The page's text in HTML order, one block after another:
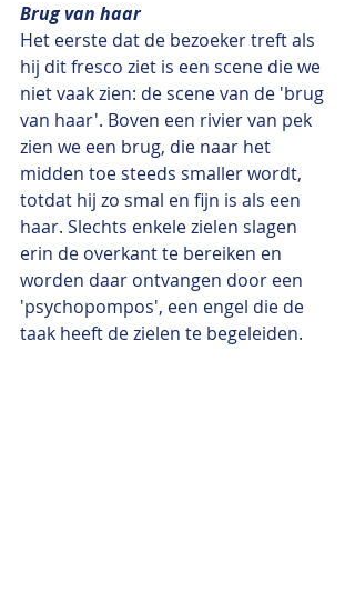
Brug van haar
Het eerste dat de bezoeker treft als
hij dit fresco ziet is een scene die we
niet vaak zien: de scene van de 'brug
van haar'. Boven een rivier van pek
zien we een brug, die naar het
midden toe steeds smaller wordt,
totdat hij zo smal en fijn is als een
haar. Slechts enkele zielen slagen
erin de overkant te bereiken en
worden daar ontvangen door een
'psychopompos', een engel die de
taak heeft de zielen te begeleiden.